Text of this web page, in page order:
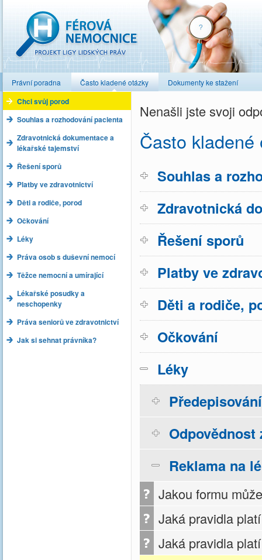
Právní poradna Často kladené otázky Dokumenty ke stažení
Chci svůj porod
Souhlas a rozhodování pacienta
Zdravotnická dokumentace a
lékařské tajemství
Řešení sporů
Platby ve zdravotnictví
Děti a rodiče, porod
Očkování
Léky
Práva osob s duševní nemocí
Těžce nemocní a umírající
Lékařské posudky a
neschopenky
Práva seniorů ve zdravotnictví
Jak si sehnat právníka?
Nenašli jste svoji
Často kladené
Souhlas a
Zdravotnická
Řešení sporů
Platby ve
Děti a rodiče,
Očkování
Léky
Reklama na
Jakou formu
Jaká pravidla
Jaká pravidla